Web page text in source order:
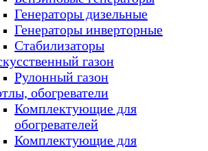
Генераторы дизельные
Генераторы инверторные
Стабилизаторы
газон
Рулонный газон
обогреватели
Комплектующие для
обогревателей
Комплектующие для